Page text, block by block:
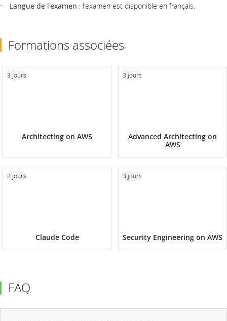
Langue de l'examen : l'examen est disponible en français.
Formations associées
Architecting on AWS
3 jours
Advanced Architecting on
AWS
3 jours
Claude Code
2 jours
Security Engineering on AWS
3 jours
FAQ